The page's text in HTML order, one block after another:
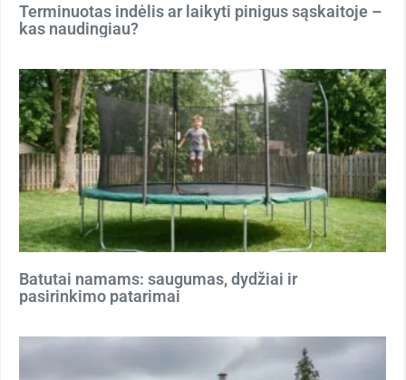
Terminuotas indėlis ar laikyti pinigus sąskaitoje –
kas naudingiau?
Batutai namams: saugumas, dydžiai ir
pasirinkimo patarimai